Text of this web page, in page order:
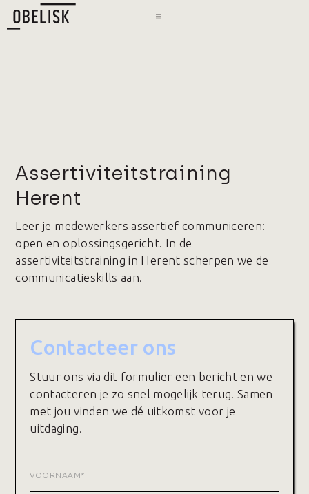
Assertiviteitstraining
Herent
Leer je medewerkers assertief communiceren:
open en oplossingsgericht. In de
assertiviteitstraining in Herent scherpen we de
communicatieskills aan.
Contacteer ons
Stuur ons via dit formulier een bericht en we
contacteren je zo snel mogelijk terug. Samen
met jou vinden we dé uitkomst voor je
uitdaging.